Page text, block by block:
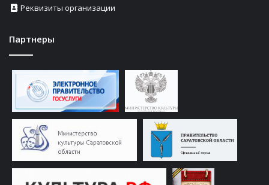
Реквизиты организации
Партнеры